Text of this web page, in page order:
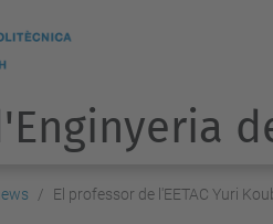
El professor de l'EETAC Yuri